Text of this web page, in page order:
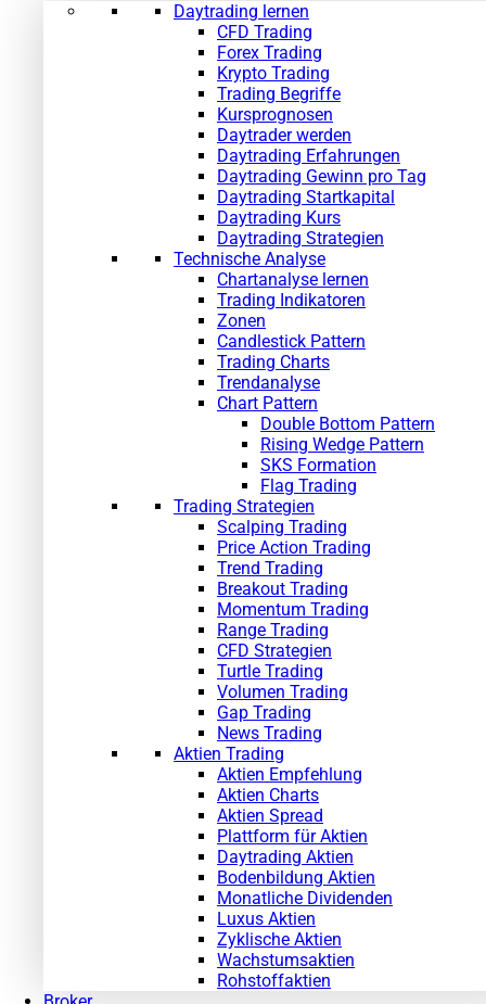
Daytrading lernen
CFD Trading
Forex Trading
Krypto Trading
Trading Begriffe
Kursprognosen
Daytrader werden
Daytrading Erfahrungen
Daytrading Gewinn pro Tag
Daytrading Startkapital
Daytrading Kurs
Daytrading Strategien
Technische Analyse
Chartanalyse lernen
Trading Indikatoren
Zonen
Candlestick Pattern
Trading Charts
Trendanalyse
Chart Pattern
Double Bottom Pattern
Rising Wedge Pattern
SKS Formation
Flag Trading
Trading Strategien
Scalping Trading
Price Action Trading
Trend Trading
Breakout Trading
Momentum Trading
Range Trading
CFD Strategien
Turtle Trading
Volumen Trading
Gap Trading
News Trading
Aktien Trading
Aktien Empfehlung
Aktien Charts
Aktien Spread
Plattform für Aktien
Daytrading Aktien
Bodenbildung Aktien
Monatliche Dividenden
Luxus Aktien
Zyklische Aktien
Wachstumsaktien
Rohstoffaktien